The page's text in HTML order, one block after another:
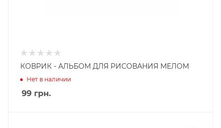
КОВРИК - АЛЬБОМ ДЛЯ РИСОВАНИЯ МЕЛОМ
Нет в наличии
99 грн.